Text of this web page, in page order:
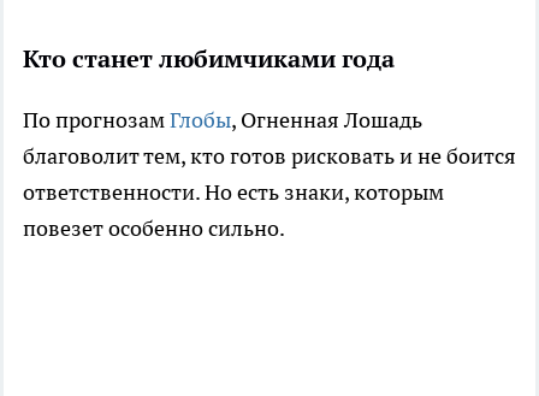
Кто станет любимчиками года
По прогнозамГлобы, Огненная Лошадь
благоволит тем, кто готов рисковать и не боится
ответственности. Но есть знаки, которым
повезет особенно сильно.